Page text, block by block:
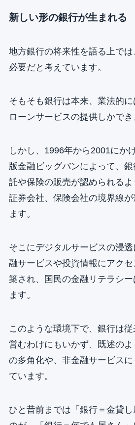
新しい形の銀行が生まれる
地方銀行の将来性を語る上で
必要だと考えています。
そもそも銀行は本来、業法的
ローンサービスの提供しかでき
しかし、1996年から2001にか
版金融ビッグバンによって、
託や保険の販売が認められるよ
証券会社、保険会社の境界線
ます。
そこにデジタルサービスの浸
融サービスや投資情報にアク
築され、国民の金融リテラシ
ます。
このような環境下で、銀行は
営むわけにもいかず、既述の
の多角化や、非金融サービス
ています。
ひと昔前までは「銀行＝金貸